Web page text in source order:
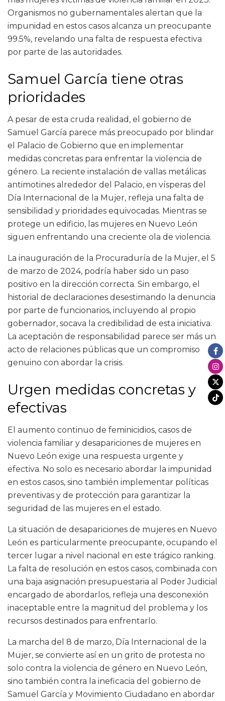
Organismos no gubernamentales alertan que la
impunidad en estos casos alcanza un preocupante
99.5%, revelando una falta de respuesta efectiva
por parte de las autoridades.
Samuel García tiene otras
prioridades
A pesar de esta cruda realidad, el gobierno de
Samuel García parece más preocupado por blindar
el Palacio de Gobierno que en implementar
medidas concretas para enfrentar la violencia de
género. La reciente instalación de vallas metálicas
antimotines alrededor del Palacio, en vísperas del
Día Internacional de la Mujer, refleja una falta de
sensibilidad y prioridades equivocadas. Mientras se
protege un edificio, las mujeres en Nuevo León
siguen enfrentando una creciente ola de violencia.
La inauguración de la Procuraduría de la Mujer, el 5
de marzo de 2024, podría haber sido un paso
positivo en la dirección correcta. Sin embargo, el
historial de declaraciones desestimando la denuncia
por parte de funcionarios, incluyendo al propio
gobernador, socava la credibilidad de esta iniciativa.
La aceptación de responsabilidad parece ser más un
acto de relaciones públicas que un compromiso
genuino con abordar la crisis.
Urgen medidas concretas y
efectivas
El aumento continuo de feminicidios, casos de
violencia familiar y desapariciones de mujeres en
Nuevo León exige una respuesta urgente y
efectiva. No solo es necesario abordar la impunidad
en estos casos, sino también implementar políticas
preventivas y de protección para garantizar la
seguridad de las mujeres en el estado.
La situación de desapariciones de mujeres en Nuevo
León es particularmente preocupante, ocupando el
tercer lugar a nivel nacional en este trágico ranking.
La falta de resolución en estos casos, combinada con
una baja asignación presupuestaria al Poder Judicial
encargado de abordarlos, refleja una desconexión
inaceptable entre la magnitud del problema y los
recursos destinados para enfrentarlo.
La marcha del 8 de marzo, Día Internacional de la
Mujer, se convierte así en un grito de protesta no
solo contra la violencia de género en Nuevo León,
sino también contra la ineficacia del gobierno de
Samuel García y Movimiento Ciudadano en abordar